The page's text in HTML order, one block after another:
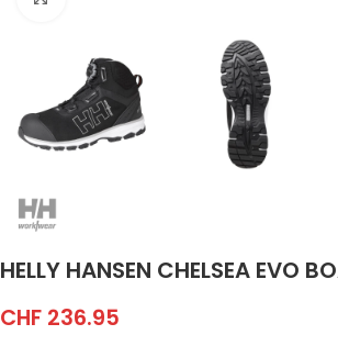
HELLY HANSEN CHELSEA EVO
CHF 236.95